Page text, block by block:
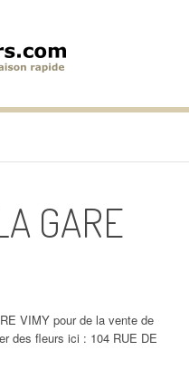
GARE
VIMY pour de la vente de
des fleurs ici : 104 RUE DE